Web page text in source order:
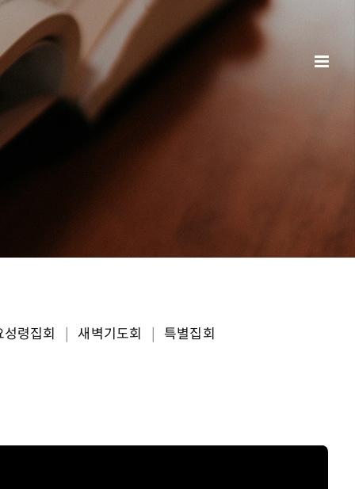
성령집회 | 새벽기도회 | 특별집회